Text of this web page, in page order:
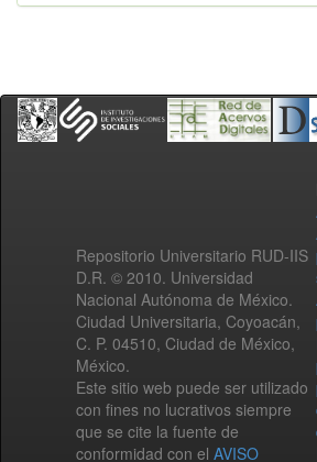
Repositorio Universitario RUD-IIS
D.R. © 2010. Universidad
Nacional Autónoma de México.
Ciudad Universitaria, Coyoacán,
C. P. 04510, Ciudad de México,
México.
Este sitio web puede ser utilizado
con fines no lucrativos siempre
que se cite la fuente de
conformidad con el AVISO